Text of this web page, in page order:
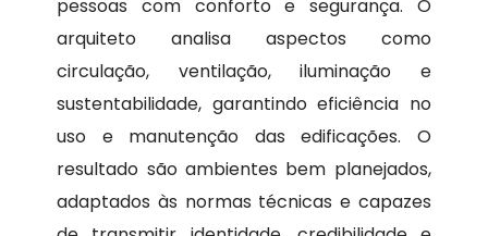
pessoas com conforto e segurança. O
arquiteto analisa aspectos como
circulação, ventilação, iluminação e
sustentabilidade, garantindo eficiência no
uso e manutenção das edificações. O
resultado são ambientes bem planejados,
adaptados às normas técnicas e capazes